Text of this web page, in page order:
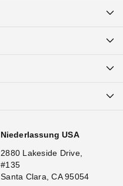
Niederlassung USA
2880 Lakeside Drive,
#135
Santa Clara, CA 95054